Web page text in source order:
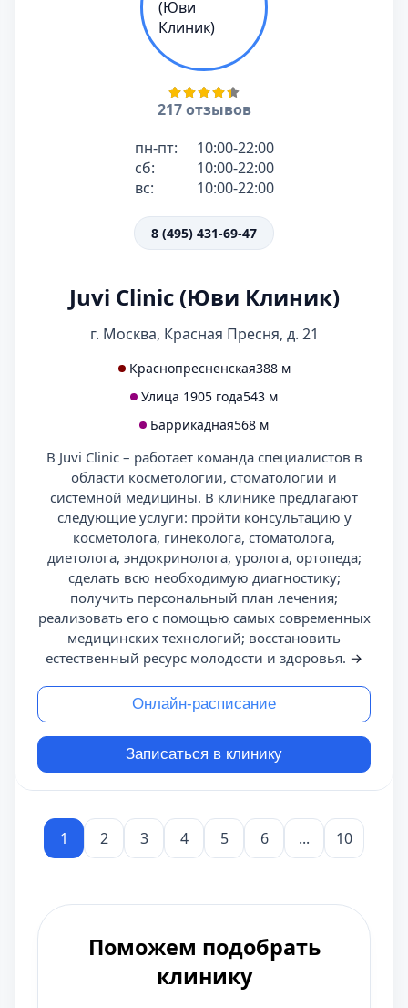
217 отзывов
пн-пт:
10:00-22:00
сб:
10:00-22:00
вс:
10:00-22:00
8 (495) 431-69-47
Juvi Clinic (Юви Клиник)
г. Москва, Красная Пресня, д. 21
Краснопресненская388 м
Улица 1905 года543 м
Баррикадная568 м
В Juvi Clinic – работает команда специалистов в
области косметологии, стоматологии и
системной медицины. В клинике предлагают
следующие услуги: пройти консультацию у
косметолога, гинеколога, стоматолога,
диетолога, эндокринолога, уролога, ортопеда;
сделать всю необходимую диагностику;
получить персональный план лечения;
реализовать его с помощью самых современных
медицинских технологий; восстановить
естественный ресурс молодости и здоровья. →
Онлайн-расписание
Записаться в клинику
1 2 3 4 5 6 ... 10
Поможем подобрать
клинику